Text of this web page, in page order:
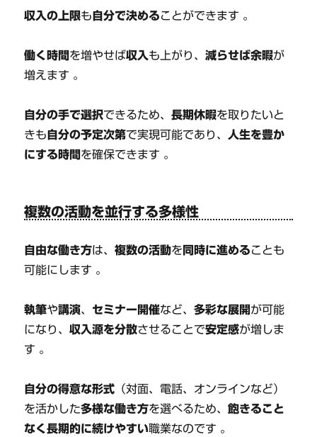
収入の上限も 自分で決めることができます 。
働く時間 を増やせば収入も上がり、減らせば余暇が
増えます 。
自分の手で選択できるため、長期休暇を取りたいと
きも 自分の予定次第で実現可能であり、 人生を豊か
にする時間 を確保できます 。
複数の活動を並行する多様性
自由な働き方は、複数の活動を 同時に進めることも
可能にします 。
執筆や講演、 セミナー開催など、多彩な展開 が可能
になり、収入源を分散させることで安定感が増しま
す 。
自分の得意な形式 （対面、電話、オンラインなど）
を活かした多様な働き方を選べるため、飽きること
なく長期的に続けやすい職業なのです 。